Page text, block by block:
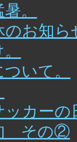
。
のお知ら
いて。
ッカーの
その②